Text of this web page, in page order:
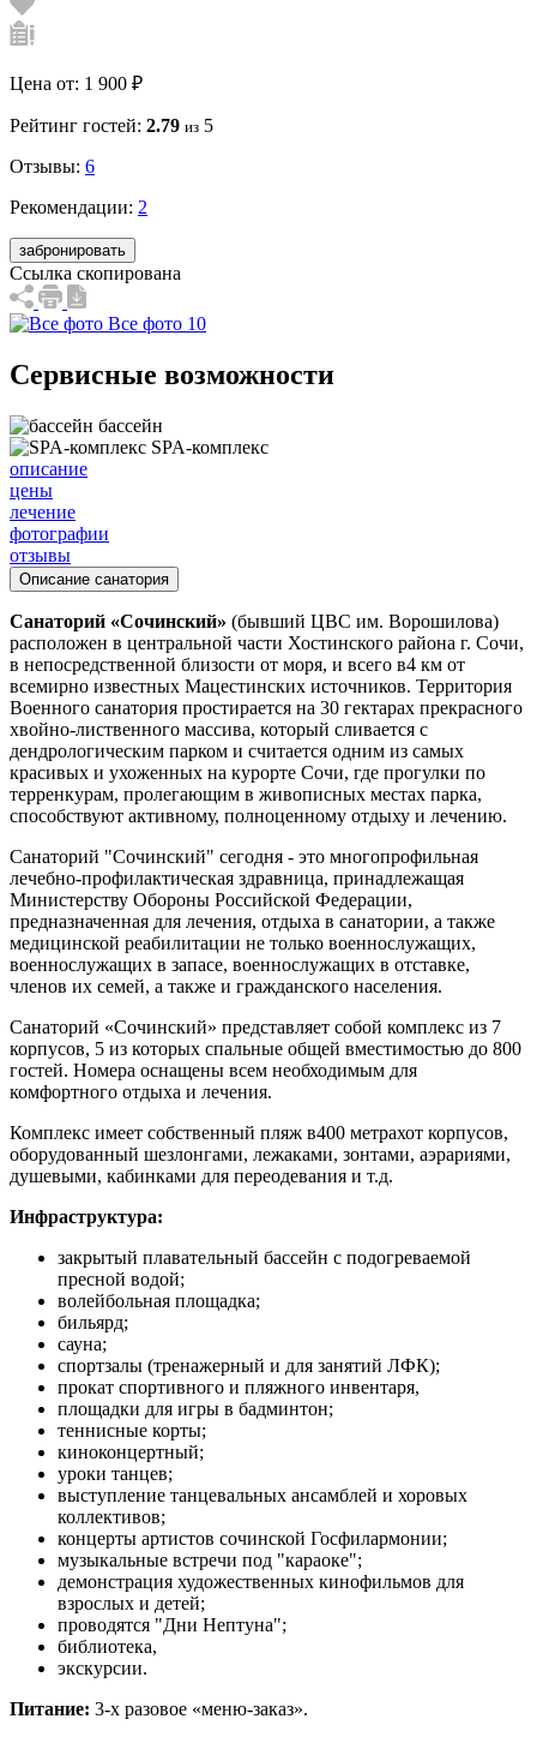
Цена от: 1 900 ₽
Рейтинг гостей: 2.79 из 5
Отзывы: 6
Рекомендации: 2
забронировать
Ссылка скопирована
Все фото 10
Сервисные возможности
бассейн
SPA-комплекс
описание
цены
лечение
фотографии
отзывы
Описание санатория
Санаторий «Сочинский» (бывший ЦВС им. Ворошилова)
расположен в центральной части Хостинского района г. Сочи,
в непосредственной близости от моря, и всего в4 км от
всемирно известных Мацестинских источников. Территория
Военного санатория простирается на 30 гектарах прекрасного
хвойно-лиственного массива, который сливается с
дендрологическим парком и считается одним из самых
красивых и ухоженных на курорте Сочи, где прогулки по
терренкурам, пролегающим в живописных местах парка,
способствуют активному, полноценному отдыху и лечению.
Санаторий "Сочинский" сегодня - это многопрофильная
лечебно-профилактическая здравница, принадлежащая
Министерству Обороны Российской Федерации,
предназначенная для лечения, отдыха в санатории, а также
медицинской реабилитации не только военнослужащих,
военнослужащих в запасе, военнослужащих в отставке,
членов их семей, а также и гражданского населения.
Санаторий «Сочинский» представляет собой комплекс из 7
корпусов, 5 из которых спальные общей вместимостью до 800
гостей. Номера оснащены всем необходимым для
комфортного отдыха и лечения.
Комплекс имеет собственный пляж в400 метрахот корпусов,
оборудованный шезлонгами, лежаками, зонтами, аэрариями,
душевыми, кабинками для переодевания и т.д.
Инфраструктура:
закрытый плавательный бассейн с подогреваемой
пресной водой;
волейбольная площадка;
бильярд;
сауна;
спортзалы (тренажерный и для занятий ЛФК);
прокат спортивного и пляжного инвентаря,
площадки для игры в бадминтон;
теннисные корты;
киноконцертный;
уроки танцев;
выступление танцевальных ансамблей и хоровых
коллективов;
концерты артистов сочинской Госфилармонии;
музыкальные встречи под "караоке";
демонстрация художественных кинофильмов для
взрослых и детей;
проводятся "Дни Нептуна";
библиотека,
экскурсии.
Питание: 3-х разовое «меню-заказ».